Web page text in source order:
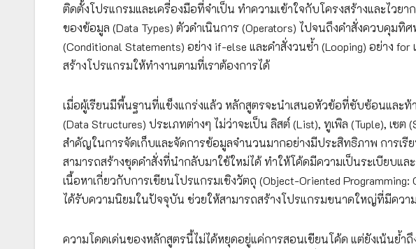
ติดตั้งโปรแกรมและเครื่องมือที่จำเป็น ทำความเข้าใจกับโครงสร้างและไว
ของข้อมูล (Data Types) ตัวดำเนินการ (Operators) ไปจนถึงคำสั่งควบคุมทิ
(Conditional Statements) อย่าง if-else และคำสั่งวนซ้ำ (Looping) อย่าง
สร้างโปรแกรมให้ทำงานตามที่เราต้องการได้
เมื่อผู้เรียนมีพื้นฐานที่แข็งแกร่งแล้ว หลักสูตรจะนำเสนอหัวข้อที่ซับซ้อนและ
(Data Structures) ประเภทต่างๆ ไม่ว่าจะเป็น ลิสต์ (List), ทูเพิล (Tuple), เซ
สำคัญในการจัดเก็บและจัดการข้อมูลจำนวนมากอย่างมีประสิทธิภาพ การเรีย
สามารถสร้างชุดคำสั่งที่นำกลับมาใช้ใหม่ได้ ทำให้โค้ดมีความเป็นระเบียบแ
เนื้อหาเกี่ยวกับการเขียนโปรแกรมเชิงวัตถุ (Object-Oriented
ได้รับความนิยมในปัจจุบัน ช่วยให้สามารถสร้างโปรแกรมขนาดใหญ่ที่มีควา
ความโดดเด่นของหลักสูตรนี้ไม่ได้หยุดอยู่แค่การสอนเขียนโค้ด แต่ยังเน้นย้ำ